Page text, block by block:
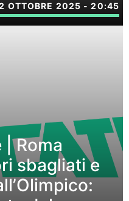
OTTOBRE 2025 - 20:45
| Roma
sbagliati e